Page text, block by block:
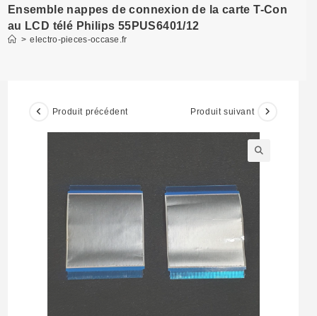
Ensemble nappes de connexion de la carte T-Con
au LCD télé Philips 55PUS6401/12
> electro-pieces-occase.fr
Produit précédent Produit suivant